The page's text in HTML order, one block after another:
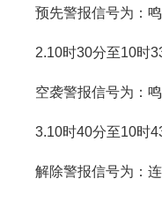
预先警报信号为：
2.10时30分至10时
空袭警报信号为：
3.10时40分至10时
解除警报信号为：